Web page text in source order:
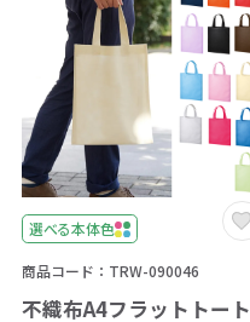
選べる本体色
商品コード：TRW-090046
不織布A4フラットトート